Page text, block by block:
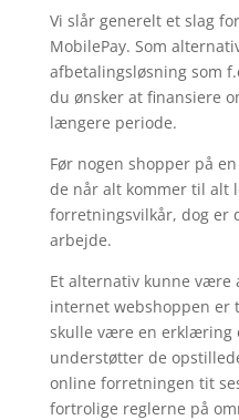
Vi slår generelt et slag
MobilePay. Som
afbetalingsløsning som
du ønsker at finansiere
længere periode.
Før nogen shopper på
de når alt kommer til alt
forretningsvilkår, dog er
arbejde.
Et alternativ kunne være
internet webshoppen
skulle være en erklæring
understøtter de
online forretningen tit
fortrolige reglerne på